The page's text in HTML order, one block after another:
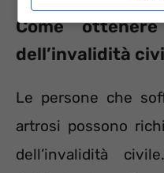
Come
dell’invalidità
Le persone che
artrosi possono
dell’invalidità